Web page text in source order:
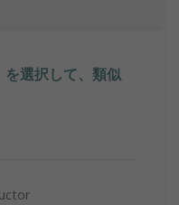
選択して、類似